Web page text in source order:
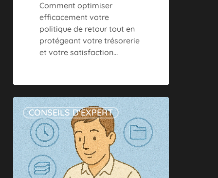
Comment optimiser
efficacement votre
politique de retour tout en
protégeant votre trésorerie
et votre satisfaction…
Conservation
des
tickets
:
durée
légale
et
CONSEILS D'EXPERT